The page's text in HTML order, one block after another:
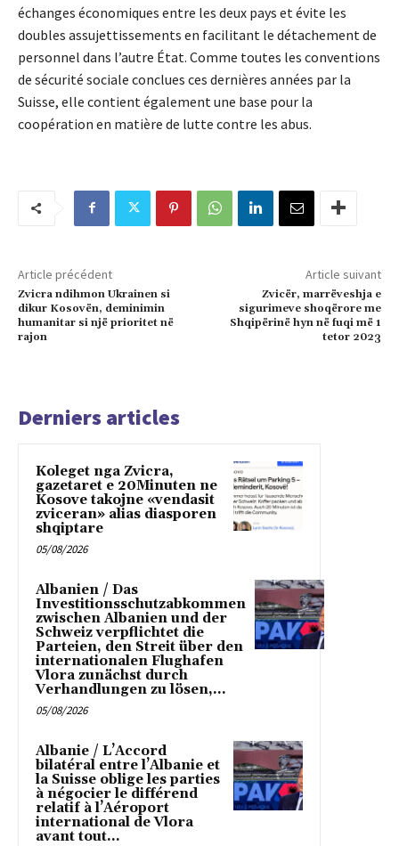
échanges économiques entre les deux pays et évite les
doubles assujettissements en facilitant le détachement de
personnel dans l’autre État. Comme toutes les conventions
de sécurité sociale conclues ces dernières années par la
Suisse, elle contient également une base pour la
coopération en matière de lutte contre les abus.
Article précédent
Zvicra ndihmon Ukrainen si
dikur Kosovën, deminimin
humanitar si një prioritet në
rajon
Article suivant
Zvicër, marrëveshja e
sigurimeve shoqërore me
Shqipërinë hyn në fuqi më 1
tetor 2023
Derniers articles
Koleget nga Zvicra,
gazetaret e 20Minuten ne
Kosove takojne «vendasit
zviceran» alias diasporen
shqiptare
05/08/2026
Albanien / Das
Investitionsschutzabkommen
zwischen Albanien und der
Schweiz verpflichtet die
Parteien, den Streit über den
internationalen Flughafen
Vlora zunächst durch
Verhandlungen zu lösen,...
05/08/2026
Albanie / L’Accord
bilatéral entre l’Albanie et
la Suisse oblige les parties
à négocier le différend
relatif à l’Aéroport
international de Vlora
avant tout...